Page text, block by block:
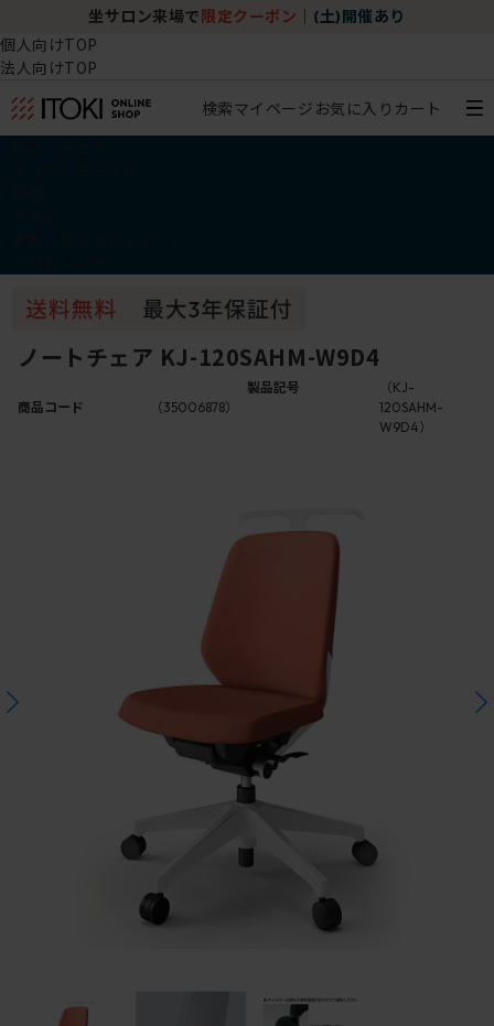
坐サロン来場で 限定クーポン (土)開催あり
個人向けTOP
法人向けTOP
検索マイページ お気に入り カート
ノートチェア KJ-120SAHM-W9D4
商品コード （35006878）
製品記号
（KJ-
120SAHM-
W9D4）